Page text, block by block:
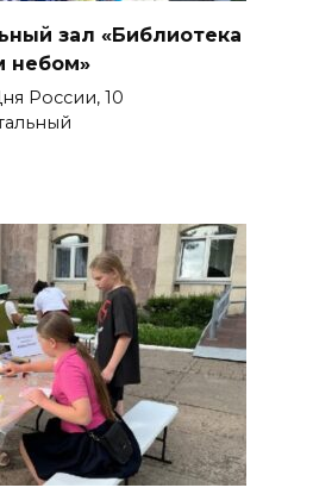
зал «Библиотека
небом»
России, 10